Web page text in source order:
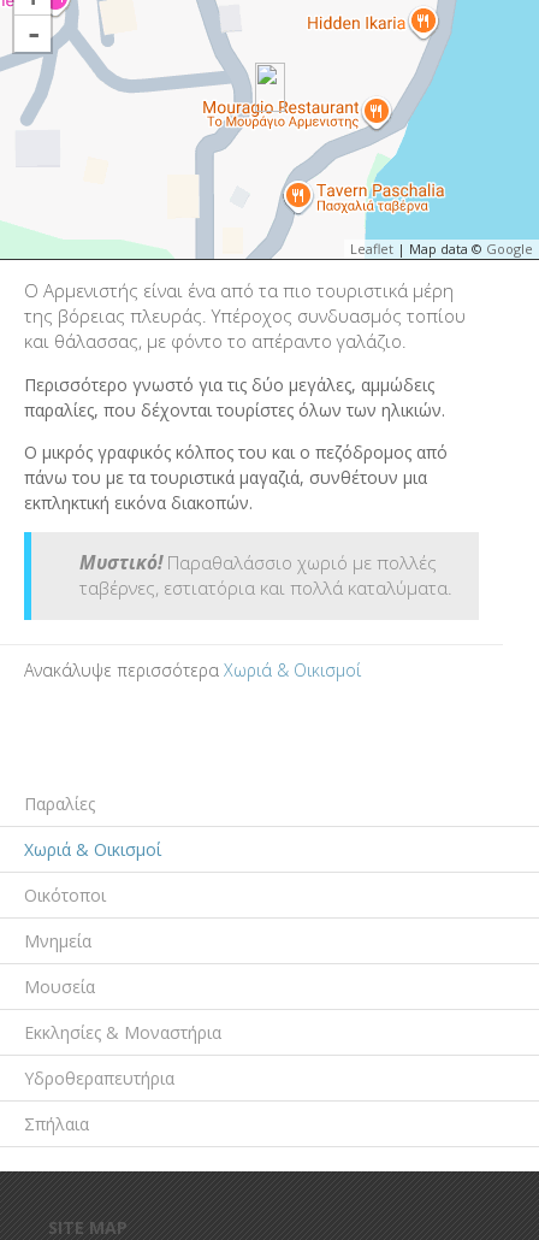
-
Leaflet | Map data © Google
Ο Αρμενιστής είναι ένα από τα πιο τουριστικά μέρη
της βόρειας πλευράς. Υπέροχος συνδυασμός τοπίου
και θάλασσας, με φόντο το απέραντο γαλάζιο.
Περισσότερο γνωστό για τις δύο μεγάλες, αμμώδεις
παραλίες, που δέχονται τουρίστες όλων των ηλικιών.
Ο μικρός γραφικός κόλπος του και ο πεζόδρομος από
πάνω του με τα τουριστικά μαγαζιά, συνθέτουν μια
εκπληκτική εικόνα διακοπών.
Μυστικό!Παραθαλάσσιο χωριό με πολλές
ταβέρνες, εστιατόρια και πολλά καταλύματα.
Ανακάλυψε περισσότερα Χωριά & Οικισμοί
Παραλίες
Χωριά & Οικισμοί
Οικότοποι
Μνημεία
Μουσεία
Εκκλησίες & Μοναστήρια
Υδροθεραπευτήρια
Σπήλαια
SITE MAP